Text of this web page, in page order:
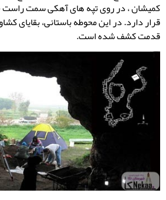
کمیشان ، در روی تپه های آهکی سمت
قدمت کشف شده است.